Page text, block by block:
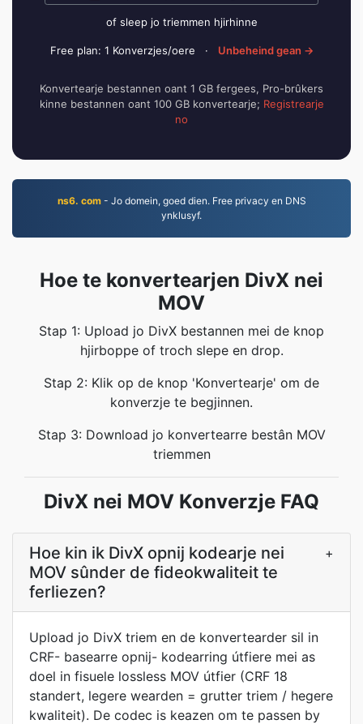
of sleep jo triemmen hjirhinne
Free plan: 1 Konverzjes/oere · Unbeheind gean →
Konvertearje bestannen oant 1 GB fergees, Pro-brûkers
kinne bestannen oant 100 GB konvertearje; Registrearje
no
ns6. com- Jo domein, goed dien. Free privacy en DNS
ynklusyf.
Hoe te konvertearjen DivX nei
MOV
Stap 1: Upload jo DivX bestannen mei de knop
hjirboppe of troch slepe en drop.
Stap 2: Klik op de knop 'Konvertearje' om de
konverzje te begjinnen.
Stap 3: Download jo konvertearre bestân MOV
triemmen
DivX nei MOV Konverzje FAQ
Hoe kin ik DivX opnij kodearje nei
MOV sûnder de fideokwaliteit te
ferliezen?
+
Upload jo DivX triem en de konvertearder sil in
CRF- basearre opnij- kodearring útfiere mei as
doel in fisuele lossless MOV útfier (CRF 18
standert, legere wearden = grutter triem / hegere
kwaliteit). De codec is keazen om te passen by